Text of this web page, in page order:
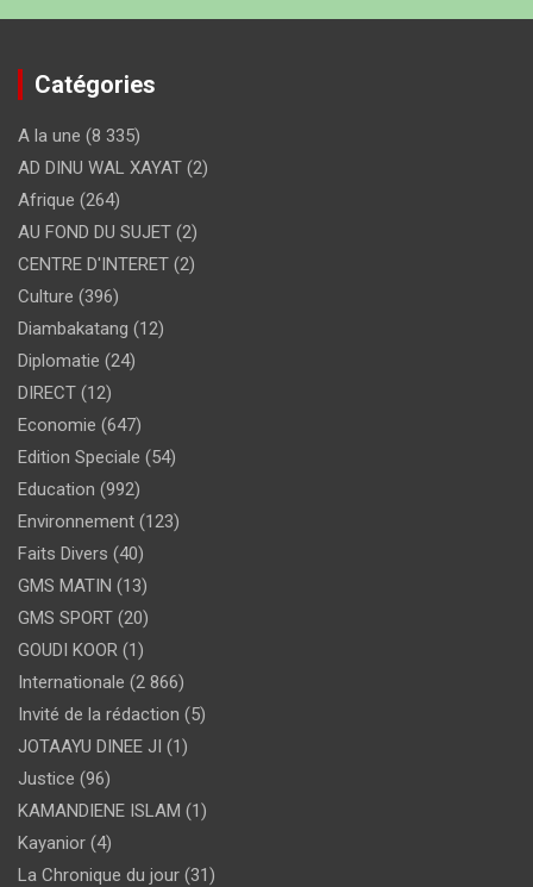
Catégories
A la une (8 335)
AD DINU WAL XAYAT (2)
Afrique (264)
AU FOND DU SUJET (2)
CENTRE D'INTERET (2)
Culture (396)
Diambakatang (12)
Diplomatie (24)
DIRECT (12)
Economie (647)
Edition Speciale (54)
Education (992)
Environnement (123)
Faits Divers (40)
GMS MATIN (13)
GMS SPORT (20)
GOUDI KOOR (1)
Internationale (2 866)
Invité de la rédaction (5)
JOTAAYU DINEE JI (1)
Justice (96)
KAMANDIENE ISLAM (1)
Kayanior (4)
La Chronique du jour (31)